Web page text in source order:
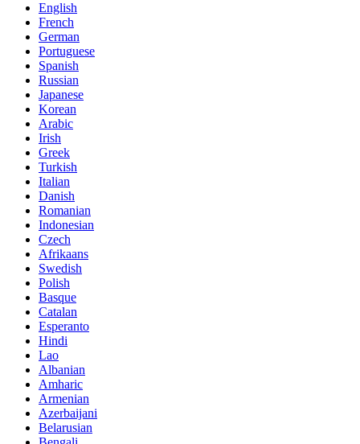
English
French
German
Portuguese
Spanish
Russian
Japanese
Korean
Arabic
Irish
Greek
Turkish
Italian
Danish
Romanian
Indonesian
Czech
Afrikaans
Swedish
Polish
Basque
Catalan
Esperanto
Hindi
Lao
Albanian
Amharic
Armenian
Azerbaijani
Belarusian